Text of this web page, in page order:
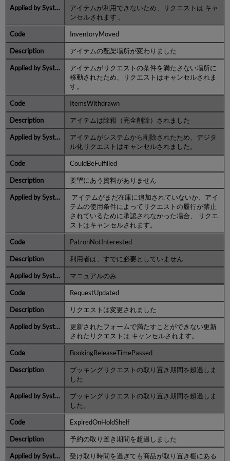
アイテムが利用できないため、リクエストは キャ
ンセルされます 。
InventoryMoved
アイテムの配架場所が変わりました
アイテムがリクエストの条件を満たさない場所に
移動されたため、リクエストはキャンセルされま
す。
ItemsWithdrawn
アイテムは除籍（完全削除）されました
アイテムがシステムから削除されたため、デジタ
ル化リクエストはキャンセルされました。
CouldBeFulfilled
要望にあう資料がありません
アイテムがまだ在庫に追加されていないか、アイ
テムの使用条件によってリクエストの履行が禁止
されているために承認されなかった場合、 リクエ
ストはキャンセルされます。
PatronNotInterested
利用者は、すでに必要としていません
マニュアルのみ
RequestUpdated
リクエストは変更されました
更新されたフォームで満たすことができない更新
されたリクエストは キャンセルされます。
BookingReleaseTimePassed
ブッキングリクエストの取り置き期間を超過しま
した
ブッキングリクエストの取り置き期間を超過しま
した。
ExpiredOnHoldShelf
予約の取り置き期間を超過しました
受け取り時間を過ぎても商品が取り置き棚にある